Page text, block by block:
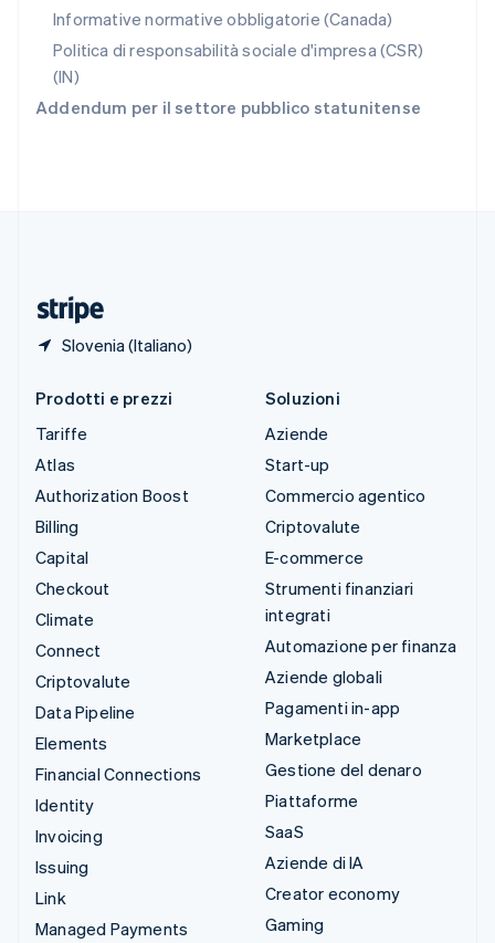
Informative normative obbligatorie (Canada)
Politica di responsabilità sociale d'impresa (CSR)
(IN)
Addendum per il settore pubblico statunitense
Slovenia (Italiano)
EnglishItaliano
Spagna
Español
EnglishEspañol 简体中文
Prodotti e prezzi
Tariffe
Atlas
Authorization Boost
Billing
Capital
Checkout
Climate
Connect
Criptovalute
Data Pipeline
Elements
Financial Connections
Identity
Invoicing
Issuing
Link
Managed Payments
Soluzioni
Aziende
Start-up
Commercio agentico
Criptovalute
E-commerce
Strumenti finanziari
integrati
Automazione per finanza
Aziende globali
Pagamenti in-app
Marketplace
Gestione del denaro
Piattaforme
SaaS
Aziende di IA
Creator economy
Gaming